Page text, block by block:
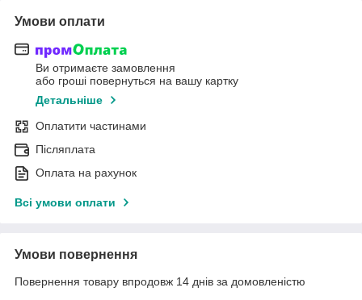
Умови оплати
Ви отримаєте замовлення
або гроші повернуться на вашу картку
Детальніше
Оплатити частинами
Післяплата
Оплата на рахунок
Всі умови оплати
Умови повернення
Повернення товару впродовж 14 днів за домовленістю